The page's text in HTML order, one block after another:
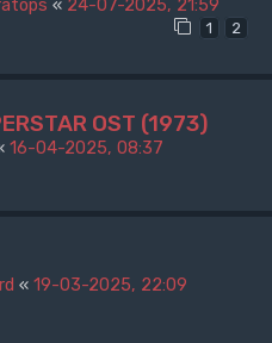
« 24-07-2025, 21:59
1 2
OST (1973)
16-04-2025, 08:37
« 19-03-2025, 22:09